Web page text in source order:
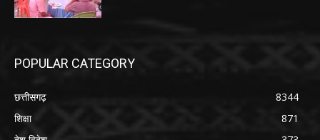
POPULAR CATEGORY
छत्तीसगढ़
8344
शिक्षा
871